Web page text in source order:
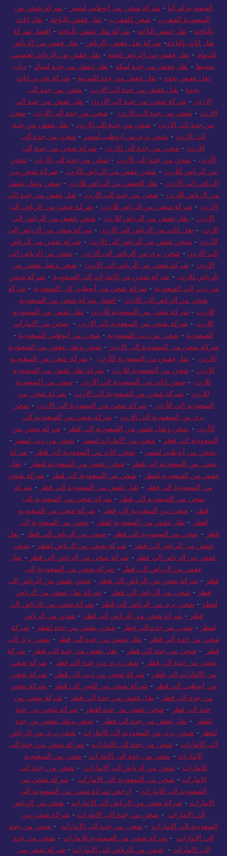
السعودية لتركيا - شركة شحن من ابوظبي لمصر - شركة شحن من
السعودية للمغرب - شحن للمغرب - نقل عفش بالباحة - نقل اثاث
بالباحة - نقل عفش الباحة - شركة نقل عفش بالباحة - افضل شركة
نقل اثاث بالباحة- شركة نقل عفش بالرياض - نقل عفش من الرياض
للدمام - نقل عفش من الرياض لجدة - نقل عفش من الرياض لخميس
مشيط - نقل عفش من جدة لمكة - نقل عفش من جدة لتبوك - دباب
نقل عفش بجدة - نقل عفش من جدة للمدينة - شركة تخزين اثاث
بجدة - نقل عفش من جدة الي الاردن - شحن من جدة الى
الاردن - شركة شحن من جدة الى الاردن - نقل عفش من جدة الي
الاردن - شحن من جدة الى الاردن - شحن من جدة الى الاردن - شحن
من جدة الى الاردن - شحن من جدة الى الاردن - نقل عفش من جدة
الي الاردن - شحن بري من ابوظبي لمصر - شحن من جدة الى
الاردن - شحن من جدة الى الاردن - شركة شحن من جدة إلى
الأردن - شحن من جدة الى الاردن - شحن من جدة الى الاردن - شحن
من الرياض للأردن - شحن عفش من الرياض للأردن - شركة شحن من
الرياض الى الاردن - نقل العفش من الرياض للاردن - شحن ونقل عفش
من الرياض للاردن - شحن من جدة الى الاردن - نقل عفش من جدة الي
الاردن - شركة شحن من الرياض للاردن - شركة شحن من الرياض الى
الاردن - نقل عفش من الرياض للاردن - شحن عفش من الرياض الي
الاردن - نقل اثاث من الرياض الى الاردن - شركة شحن من الرياض إلى
الأردن - شحن عفش من الرياض الى الاردن - شركة شحن من الرياض
الي الاردن - شحن بري من الرياض الى الاردن - شحن من الرياض الى
الاردن - شركة شحن من الرياض الي الاردن - شحن ونقل عفش من
الرياض للاردن - شركة شحن من الإمارات إلى السعودية - شركة شحن
من دبي إلى السعودية - شركة شحن من أبوظبي إلى السعودية - شركة
شحن من الرياض الى الأردن - افضل شركة شحن من السعودية
للاردن - شركة شحن من السعودية للاردن - نقل عفش من السعودية
للاردن - شركة شحن من السعودية الي الاردن - شحن من الامارات
للسعودية - شحن من دبي للسعودية - شحن من أبوظبي للسعودية -
شركة شحن من السعودية الى الاردن - شحن ونقل عفش من السعودية
للاردن - نقل عفش من السعودية للأردن - شركة شحن من السعودية
للاردن - شحن من السعودية للاردن - شركة نقل عفش من السعودية
للاردن - شحن اثاث من السعودية الي الاردن - شحن من السعودية
للاردن - شركة شحن من السعودية الي الاردن - شركة شحن من
السعودية إلى الأردن - شركة شحن من السعودية الى الاردن - شحن
بري من السعودية الى الاردن - شركة شحن من السعودية الي
الأردن - شحن ونقل عفش من السعودية الي قطر - شركة شحن من
السعودية الي قطر - شحن من الامارات لمصر - شحن من دبي لمصر -
شحن من أبوظبي لمصر - شحن اثاث من السعودية الى قطر - شركة
شحن من السعودية الى قطر - شحن عفش من السعودية لقطر - نقل
عفش من السعودية لقطر - شحن من السعودية الى قطر - شركة شحن
من السعودية الي قطر - نقل عفش من السعودية الي قطر - شركة
شحن من السعودية الي قطر - شركة شحن من السعودية الى
قطر - شحن من السعودية الي قطر - شركة شحن من السعودية
لقطر - نقل عفش من السعودية لقطر - شحن من السعودية الى
قطر - شحن من السعودية الي قطر - شحن من الرياض الي قطر - نقل
عفش من الرياض الي قطر - شركة شحن من الرياض لقطر - شحن
عفش من الرياض الي قطر - شركة شحن من الرياض الي قطر - نقل
عفش من الرياض الي قطر - شركة شحن من السعودية إلى
قطر - شركة شحن من الرياض الي قطر - شحن عفش من الرياض الي
قطر - شحن من الرياض الي قطر - شركة نقل عفش من الرياض
لقطر - شحن بري من الرياض الي قطر - شركة شحن من الرياض الي
قطر - شركة شحن من الرياض إلى قطر - شحن من الرياض
لقطر - شحن من جدة الي قطر - شحن عفش من جدة لقطر - شركة
شحن من جدة الي قطر - نقل عفش من جدة الي قطر - شحن بري الى
قطر
- شحن من جدة الي قطر - نقل عفش من جدة الي قطر - شركة
شحن من جدة الي قطر - شحن بري من جدة الي قطر - شركة شحن
من الامارات الى قطر - شركة شحن من دبي الى قطر - شركة شحن
من أبوظبي الى قطر - شركة شحن من العين الى قطر - شركة شحن
من جدة الي قطر - نقل عفش من جدة الي قطر - شركة شحن من
جدة الي قطر - شحن عفش من جدة لقطر - شركة شحن من جدة
لقطر
- نقل عفش من جدة الي قطر - شحن ونقل عفش من جدة
لقطر - شحن بري من السعودية إلى الإمارات - شحن بري من الرياض
إلى الإمارات - شحن من جدة الى الامارات - شركة شحن من جدة إلى
الإمارات - شحن من جدة الى الامارات - شحن من السعودية
للامارات - شحن من الرياض الى الامارات - شحن من جدة الى
الامارات - شحن من السعودية الي الامارات - شركة شحن من
السعودية إلى الإمارات - ارخص شركة شحن من السعودية الى
الامارات - شركة شحن من الرياض الي الامارات - شحن من الرياض
الي الامارات - شحن من جدة الى الامارات - شركة شحن من
السعودية الى الامارات - شحن من جدة الى الامارات - شحن من جدة
الى الامارات - شركة شحن من السعودية للامارات - شحن من جدة
الى الامارات - شحن من الرياض الى الامارات - شركة شحن من